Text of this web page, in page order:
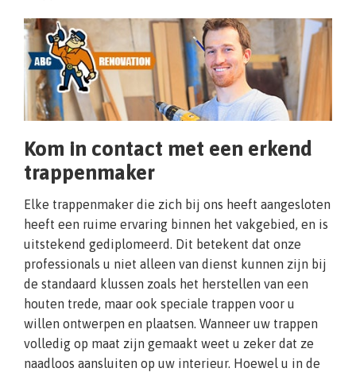
Kom in contact met een erkend
trappenmaker
Elke trappenmaker die zich bij ons heeft aangesloten
heeft een ruime ervaring binnen het vakgebied, en is
uitstekend gediplomeerd. Dit betekent dat onze
professionals u niet alleen van dienst kunnen zijn bij
de standaard klussen zoals het herstellen van een
houten trede, maar ook speciale trappen voor u
willen ontwerpen en plaatsen. Wanneer uw trappen
volledig op maat zijn gemaakt weet u zeker dat ze
naadloos aansluiten op uw interieur. Hoewel u in de